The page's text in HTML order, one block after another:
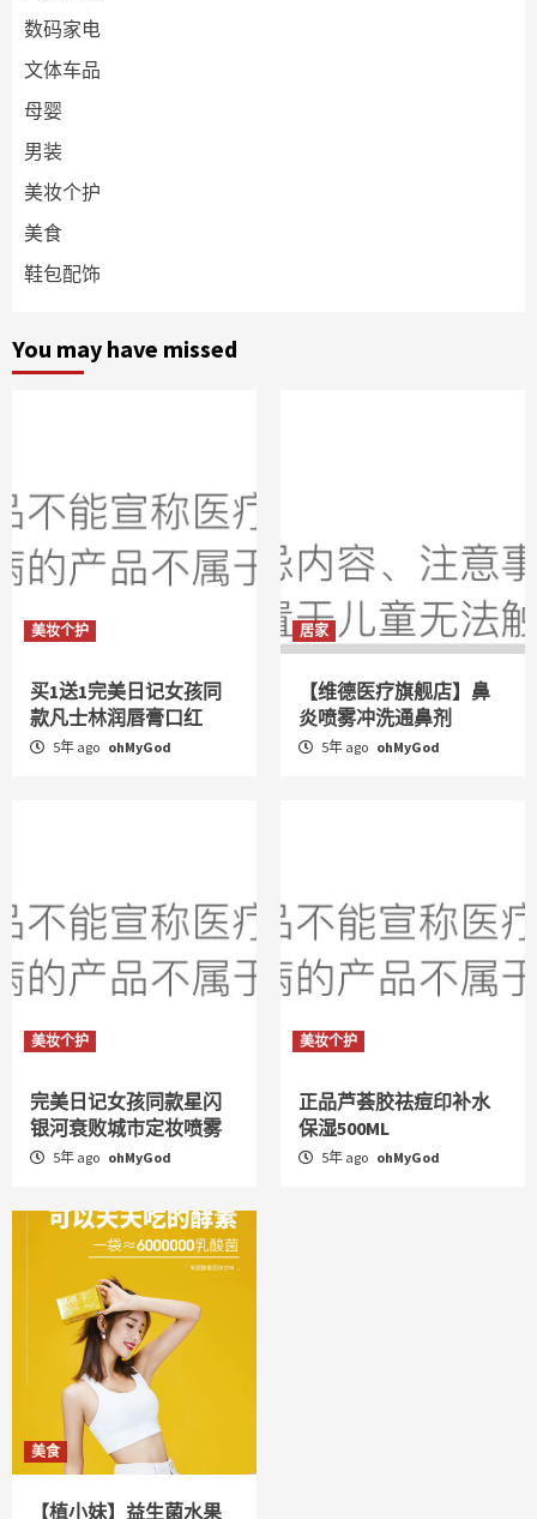
数码家电
文体车品
母婴
男装
美妆个护
美食
鞋包配饰
You may have missed
美妆个护
买1送1完美日记女孩同
款凡士林润唇膏口红
5年 ago ohMyGod
居家
【维德医疗旗舰店】鼻
炎喷雾冲洗通鼻剂
5年 ago ohMyGod
美妆个护
完美日记女孩同款星闪
银河衰败城市定妆喷雾
5年 ago ohMyGod
美妆个护
正品芦荟胶祛痘印补水
保湿500ML
5年 ago ohMyGod
美食
【植小妹】益生菌水果